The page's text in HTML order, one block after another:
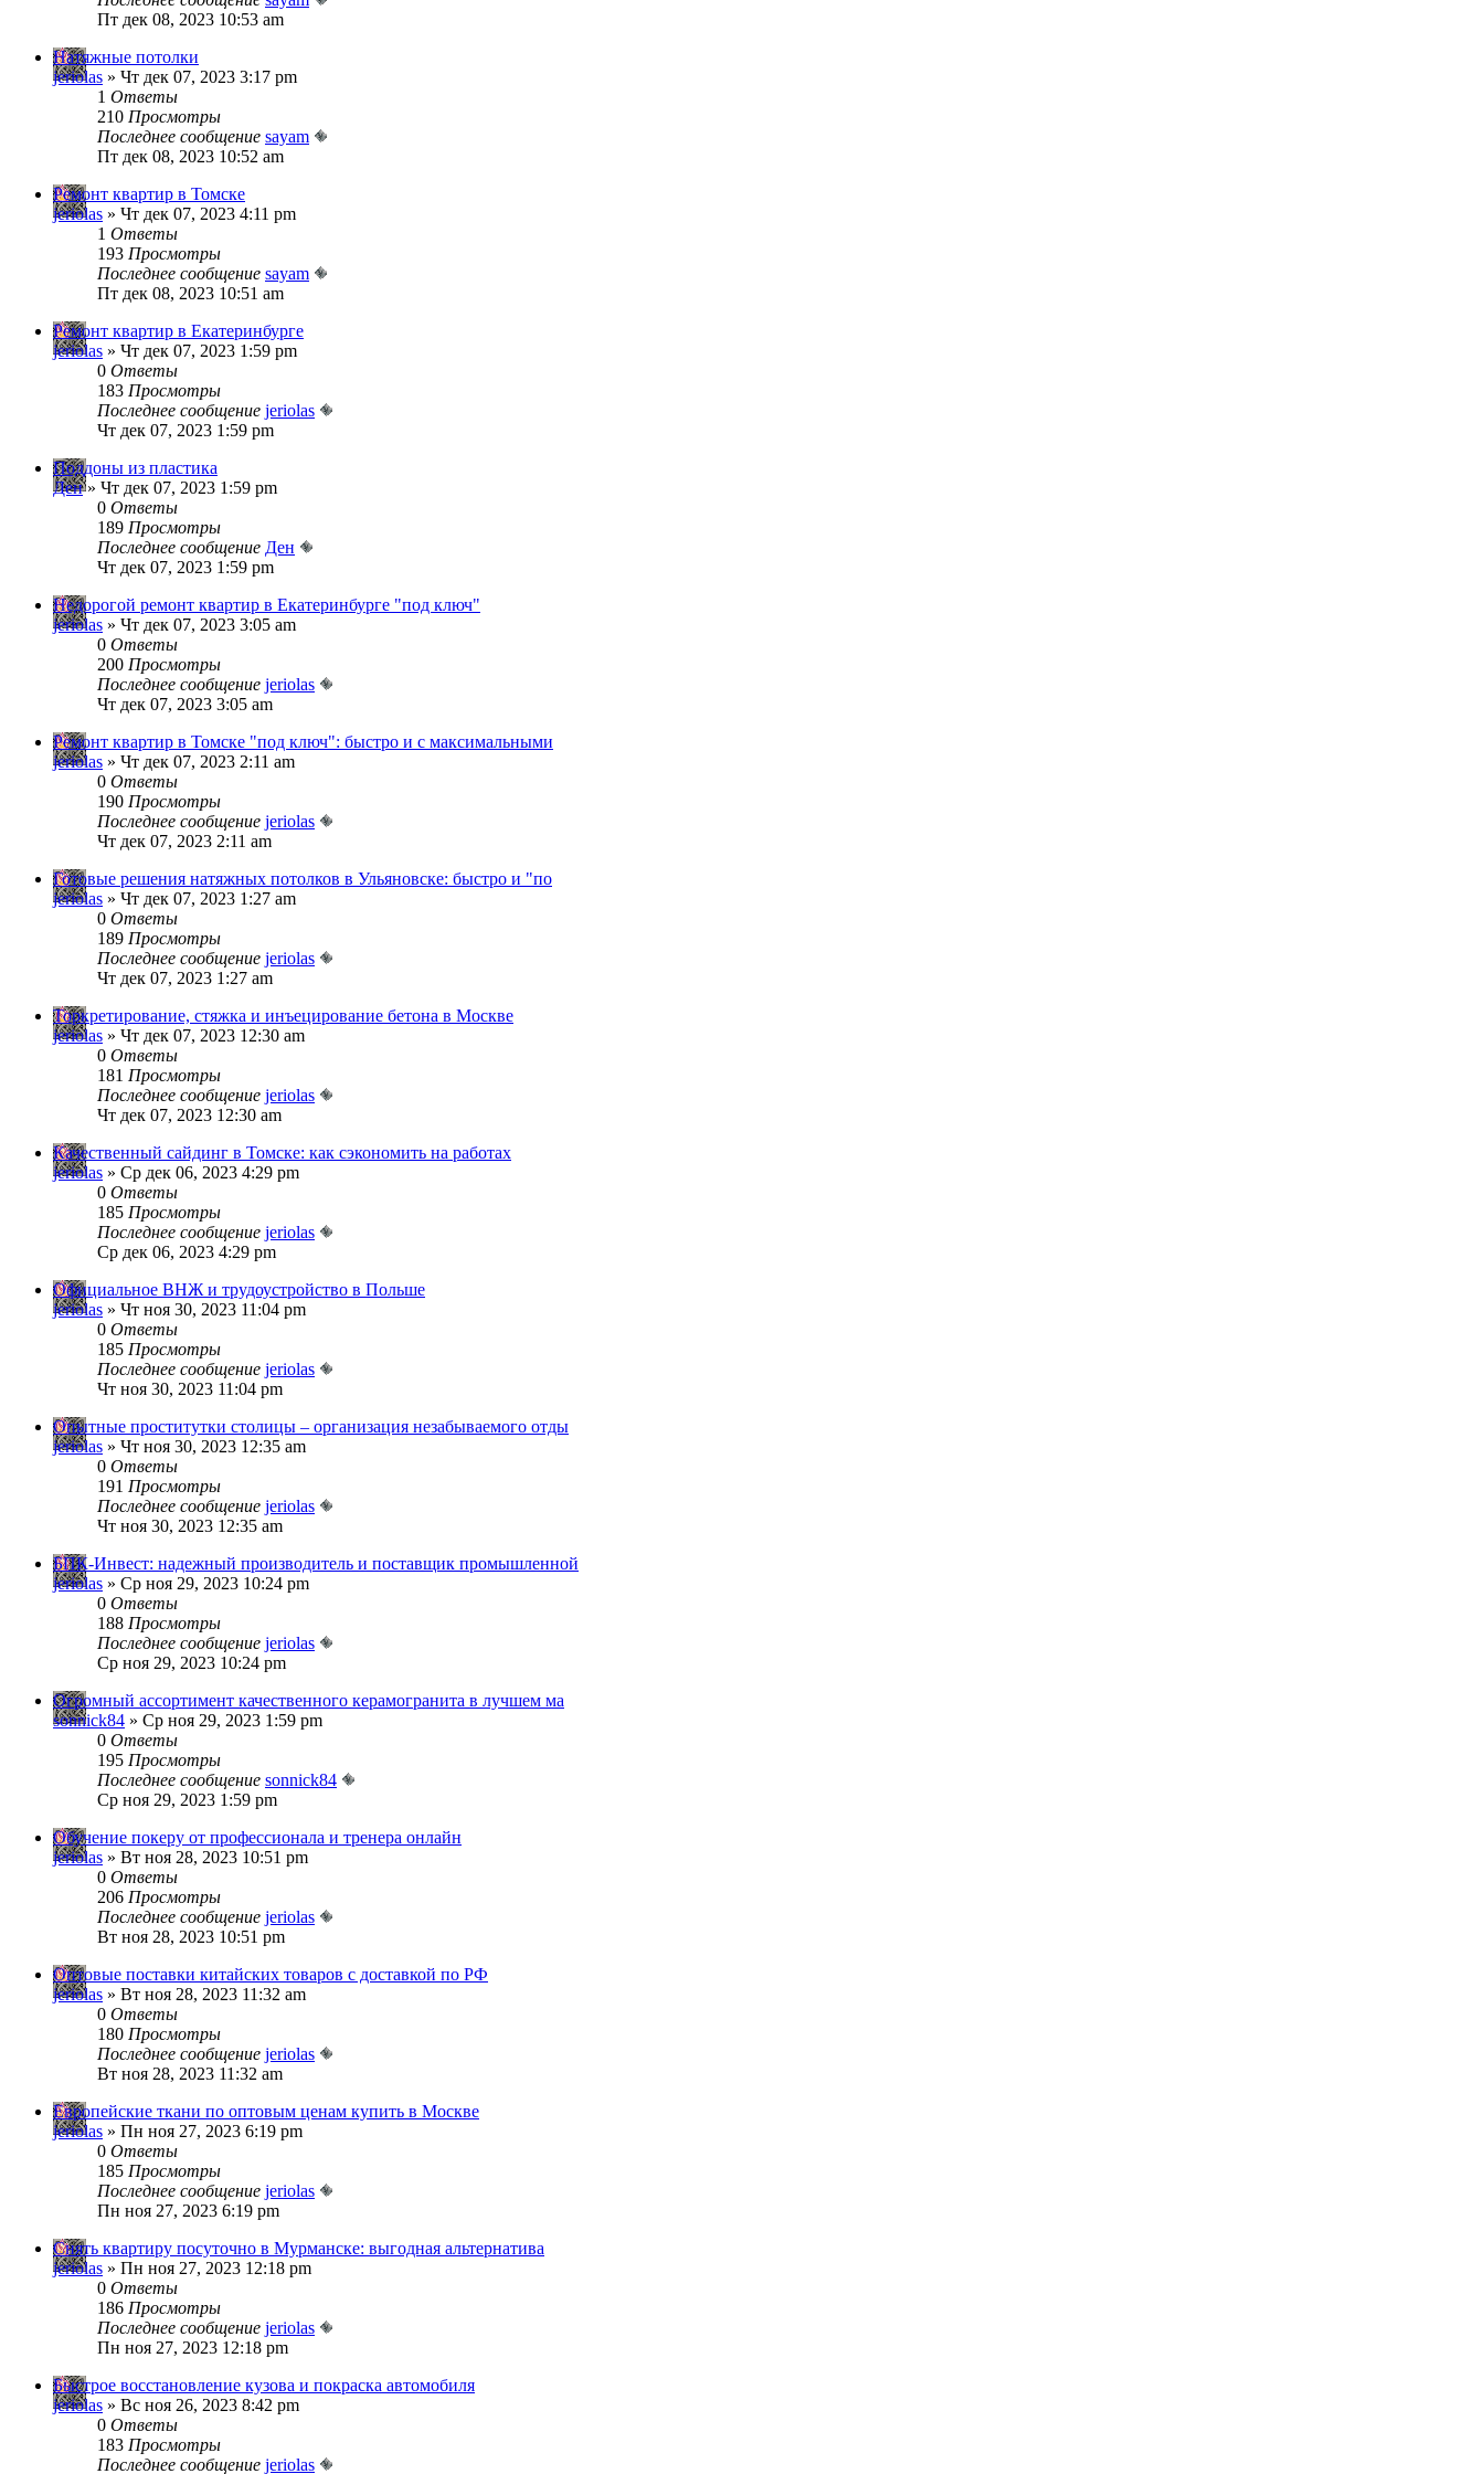
Пт дек 08, 2023 10:53 am
Натяжные потолки
jeriolas » Чт дек 07, 2023 3:17 pm
1 Ответы
210 Просмотры
Последнее сообщение sayam
Пт дек 08, 2023 10:52 am
Ремонт квартир в Томске
jeriolas » Чт дек 07, 2023 4:11 pm
1 Ответы
193 Просмотры
Последнее сообщение sayam
Пт дек 08, 2023 10:51 am
Ремонт квартир в Екатеринбурге
jeriolas » Чт дек 07, 2023 1:59 pm
0 Ответы
183 Просмотры
Последнее сообщение jeriolas
Чт дек 07, 2023 1:59 pm
Поддоны из пластика
Ден» Чт дек 07, 2023 1:59 pm
0 Ответы
189 Просмотры
Последнее сообщение Ден
Чт дек 07, 2023 1:59 pm
Недорогой ремонт квартир в Екатеринбурге "под ключ"
jeriolas » Чт дек 07, 2023 3:05 am
0 Ответы
200 Просмотры
Последнее сообщение jeriolas
Чт дек 07, 2023 3:05 am
Ремонт квартир в Томске "под ключ": быстро и с максимальными
jeriolas » Чт дек 07, 2023 2:11 am
0 Ответы
190 Просмотры
Последнее сообщение jeriolas
Чт дек 07, 2023 2:11 am
Готовые решения натяжных потолков в Ульяновске: быстро и "по
jeriolas » Чт дек 07, 2023 1:27 am
0 Ответы
189 Просмотры
Последнее сообщение jeriolas
Чт дек 07, 2023 1:27 am
Торкретирование, стяжка и инъецирование бетона в Москве
jeriolas » Чт дек 07, 2023 12:30 am
0 Ответы
181 Просмотры
Последнее сообщение jeriolas
Чт дек 07, 2023 12:30 am
Качественный сайдинг в Томске: как сэкономить на работах
jeriolas » Ср дек 06, 2023 4:29 pm
0 Ответы
185 Просмотры
Последнее сообщение jeriolas
Ср дек 06, 2023 4:29 pm
Официальное ВНЖ и трудоустройство в Польше
jeriolas » Чт ноя 30, 2023 11:04 pm
0 Ответы
185 Просмотры
Последнее сообщение jeriolas
Чт ноя 30, 2023 11:04 pm
Опытные проститутки столицы – организация незабываемого отды
jeriolas » Чт ноя 30, 2023 12:35 am
0 Ответы
191 Просмотры
Последнее сообщение jeriolas
Чт ноя 30, 2023 12:35 am
БПК-Инвест: надежный производитель и поставщик промышленной
jeriolas » Ср ноя 29, 2023 10:24 pm
0 Ответы
188 Просмотры
Последнее сообщение jeriolas
Ср ноя 29, 2023 10:24 pm
Огромный ассортимент качественного керамогранита в лучшем ма
sonnick84 » Ср ноя 29, 2023 1:59 pm
0 Ответы
195 Просмотры
Последнее сообщение sonnick84
Ср ноя 29, 2023 1:59 pm
Обучение покеру от профессионала и тренера онлайн
jeriolas » Вт ноя 28, 2023 10:51 pm
0 Ответы
206 Просмотры
Последнее сообщение jeriolas
Вт ноя 28, 2023 10:51 pm
Оптовые поставки китайских товаров с доставкой по РФ
jeriolas » Вт ноя 28, 2023 11:32 am
0 Ответы
180 Просмотры
Последнее сообщение jeriolas
Вт ноя 28, 2023 11:32 am
Европейские ткани по оптовым ценам купить в Москве
jeriolas » Пн ноя 27, 2023 6:19 pm
0 Ответы
185 Просмотры
Последнее сообщение jeriolas
Пн ноя 27, 2023 6:19 pm
Снять квартиру посуточно в Мурманске: выгодная альтернатива
jeriolas » Пн ноя 27, 2023 12:18 pm
0 Ответы
186 Просмотры
Последнее сообщение jeriolas
Пн ноя 27, 2023 12:18 pm
Быстрое восстановление кузова и покраска автомобиля
jeriolas » Вс ноя 26, 2023 8:42 pm
0 Ответы
183 Просмотры
Последнее сообщение jeriolas